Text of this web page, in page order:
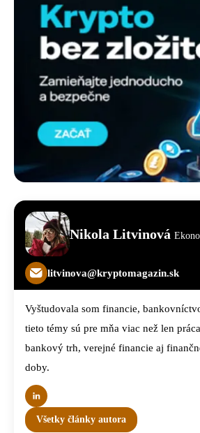
Nikola Litvinová
litvinova@kryptomagazin.sk
Vyštudovala som financie,
tieto témy sú pre mňa viac než len
bankový trh, verejné financie aj
doby.
Všetky články autora